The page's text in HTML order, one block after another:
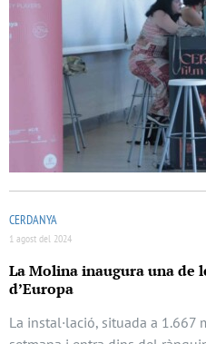
CERDANYA
1 agost del 2024
La Molina inaugura una de
d’Europa
La instal·lació, situada a 1.667